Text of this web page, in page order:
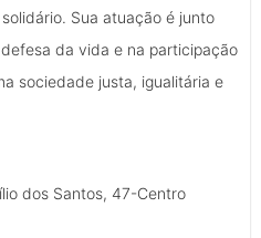
Sua atuação é junto
da vida e na participação
sociedade justa, igualitária e
dos Santos, 47-Centro